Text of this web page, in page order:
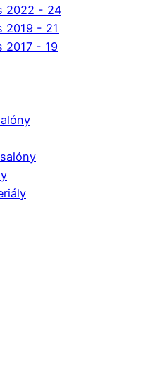
2022 - 24
2019 - 21
2017 - 19